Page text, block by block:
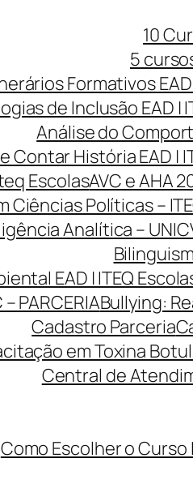
10
5
Formativos EAD
de Inclusão EAD |
Análise do
Contar História EAD |
EscolasAVC e AHA
Ciências Políticas –
Analítica –
EAD | ITEQ
PARCERIABullying:
Cadastro Parceria
em Toxina
Central de
Como Escolher o Curso